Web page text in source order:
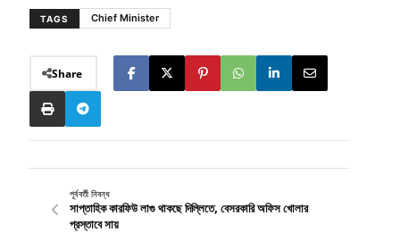
TAGS Chief Minister
Share
পূর্ববর্তী নিবন্ধ
সাপ্তাহিক কারফিউ লাগু থাকছে দিল্লিতে, বেসরকারি অফিস খোলার
প্রস্তাবে সায়